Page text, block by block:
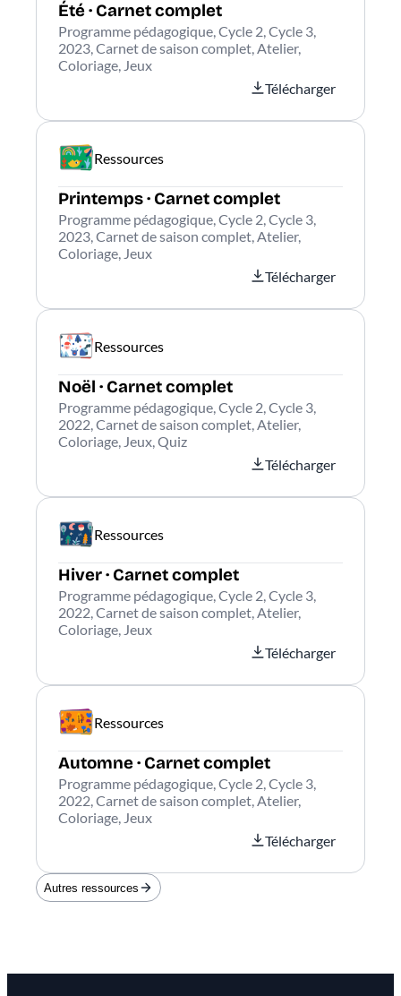
Été · Carnet complet
Programme pédagogique, Cycle 2, Cycle 3,
2023, Carnet de saison complet, Atelier,
Coloriage, Jeux
Télécharger
Ressources
Printemps · Carnet complet
Programme pédagogique, Cycle 2, Cycle 3,
2023, Carnet de saison complet, Atelier,
Coloriage, Jeux
Télécharger
Ressources
Noël · Carnet complet
Programme pédagogique, Cycle 2, Cycle 3,
2022, Carnet de saison complet, Atelier,
Coloriage, Jeux, Quiz
Télécharger
Ressources
Hiver · Carnet complet
Programme pédagogique, Cycle 2, Cycle 3,
2022, Carnet de saison complet, Atelier,
Coloriage, Jeux
Télécharger
Ressources
Automne · Carnet complet
Programme pédagogique, Cycle 2, Cycle 3,
2022, Carnet de saison complet, Atelier,
Coloriage, Jeux
Télécharger
Autres ressources